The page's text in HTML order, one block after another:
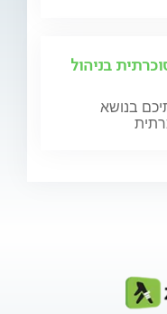
בניהול
בנושא